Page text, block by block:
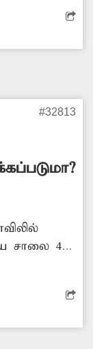
செல்ல
#32813
சாலை 40
சாலை
அரசு